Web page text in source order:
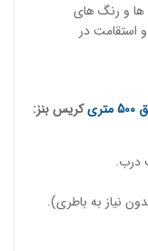
ها و رنگ های
استقامت در
کریس بنز:
درب.
نیاز به باطری).